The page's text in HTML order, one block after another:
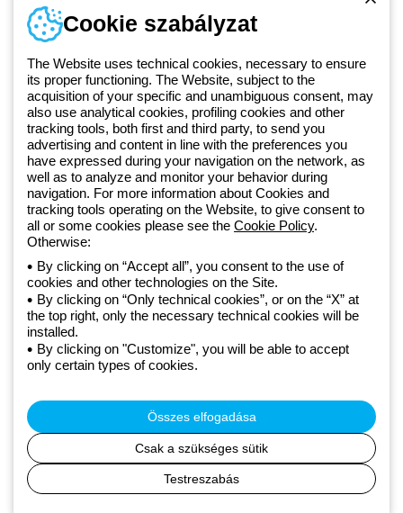
Since 2025, Beghelli has been part of the GEWISS Group, within the
GEWISS LightZone ecosystem, where we develop integrated
lighting solutions that transform complexity into simplicity, supporting
professionals and end users in meeting their needs. Discover more
about GEWISS
Telefonszám
Hétfőtől-péntekig: 8.00-16.30
1 951 3194
Adatvédelmi szabályzat
Cookie szabályzat
Általános szerződési feltételek
Minden szabályzat
Accessibility
Credits
to the direction and coordination of Gewiss S.p.A. - P.IVA (IT)
00666341201 - Registered in the Register of Companies of
Bologna. Fully paid-up capital: 10,000,000 Euro
Cookie szabályzat
The Website uses technical cookies, necessary to ensure
its proper functioning. The Website, subject to the
acquisition of your specific and unambiguous consent, may
also use analytical cookies, profiling cookies and other
tracking tools, both first and third party, to send you
advertising and content in line with the preferences you
have expressed during your navigation on the network, as
well as to analyze and monitor your behavior during
navigation. For more information about Cookies and
tracking tools operating on the Website, to give consent to
all or some cookies please see the Cookie Policy.
Otherwise:
By clicking on “Accept all”, you consent to the use of
cookies and other technologies on the Site.
By clicking on “Only technical cookies”, or on the “X” at
the top right, only the necessary technical cookies will be
installed.
By clicking on "Customize", you will be able to accept
only certain types of cookies.
Összes elfogadása
Csak a szükséges sütik
Testreszabás